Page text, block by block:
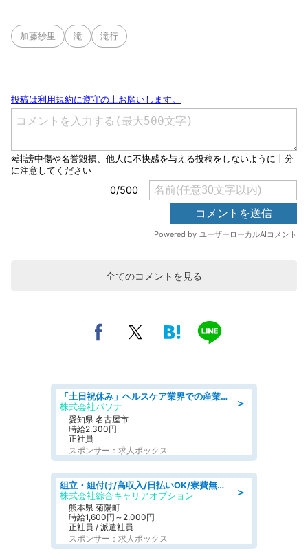
加藤紗里 滝 滝行
全てのコメントを見る
＞
「土日祝休み」ヘルスケア業界での産業保健師業務/看護師/高時給/未経験OK/要資格:正看護師
株式会社パソナ
愛知県 名古屋市
時給2,300円
正社員
スポンサー：求人ボックス
＞
組立・組付け/高収入/日払いOK/寮費無料/交替制/20・30・40代活躍中
株式会社綜合キャリアオプション
熊本県 菊陽町
時給1,600円～2,000円
正社員 / 派遣社員
スポンサー：求人ボックス